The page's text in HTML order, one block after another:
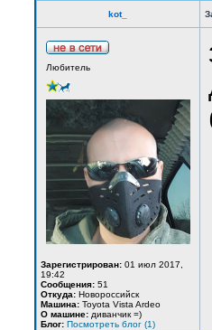
kot_
Любитель
Зарегистрирован: 01 июл 2017,
19:42
Сообщения: 51
Откуда: Новороссийск
Машина: Toyota Vista Ardeo
О машине: диванчик =)
Блог: Посмотреть блог (1)